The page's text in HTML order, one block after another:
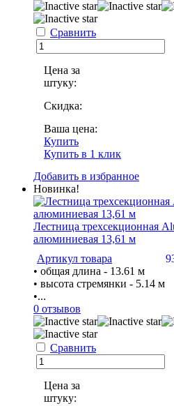
Сравнить
Цена за
штуку:
Скидка:
Ваша цена:
Купить
Купить в 1 клик
Добавить в избранное
Новинка!
Лестница трехсекционная
алюминиевая 13,61 м
Артикул товара
• общая длина - 13.61 м
• высота стремянки - 5.14 м
•...
0 отзывов
Сравнить
Цена за
штуку: